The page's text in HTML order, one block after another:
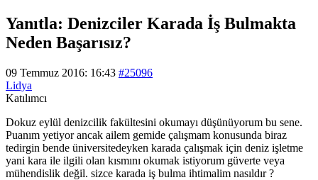
Yanıtla: Denizciler Karada İş Bulmakta
Neden Başarısız?
09 Temmuz 2016: 16:43 #25096
Lidya
Katılımcı
Dokuz eylül denizcilik fakültesini okumayı düşünüyorum bu sene.
Puanım yetiyor ancak ailem gemide çalışmam konusunda biraz
tedirgin bende üniversitedeyken karada çalışmak için deniz işletme
yani kara ile ilgili olan kısmını okumak istiyorum güverte veya
mühendislik değil. sizce karada iş bulma ihtimalim nasıldır ?